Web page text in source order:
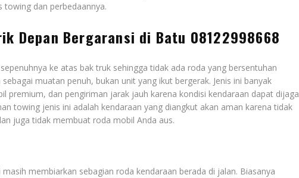
towing dan perbedaannya.
Depan Bergaransi di Batu 08122998668
ke atas bak truk sehingga tidak ada roda yang bersentuhan
muatan penuh, bukan unit yang ikut bergerak. Jenis ini banyak
premium, dan pengiriman jarak jauh karena kondisi kendaraan dapat dijaga
towing jenis ini adalah kendaraan yang diangkut akan aman karena tidak
juga tidak membuat roda mobil Anda aus.
membiarkan sebagian roda kendaraan berada di jalan. Biasanya